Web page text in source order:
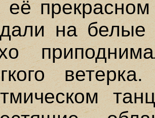
её
на белые